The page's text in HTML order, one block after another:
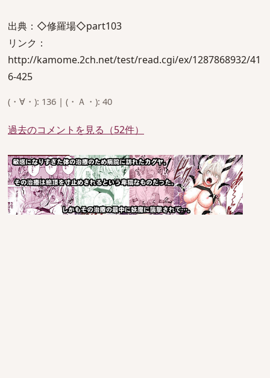
出典：◇修羅場◇part103
リンク：
http://kamome.2ch.net/test/read.cgi/ex/1287868932/41
6-425
(・∀・): 136 | (・Ａ・): 40
過去のコメントを見る（52件）